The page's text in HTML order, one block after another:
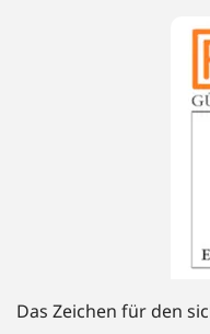
Das Zeichen für den